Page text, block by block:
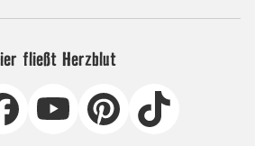
fließt Herzblut